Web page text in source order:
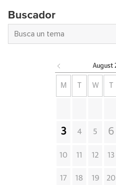
Buscador
August
M W
3 4 5 6
10 11 12 13
17 18 19 20